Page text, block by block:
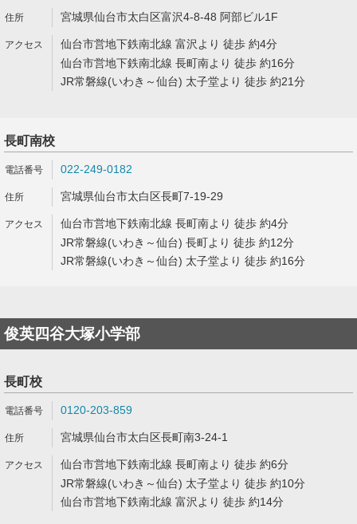
宮城県仙台市太白区富沢4-8-48 阿部ビル1F
仙台市営地下鉄南北線 富沢より 徒歩 約4分
仙台市営地下鉄南北線 長町南より 徒歩 約16分
JR常磐線(いわき～仙台) 太子堂より 徒歩 約21分
長町南校
022-249-0182
宮城県仙台市太白区長町7-19-29
仙台市営地下鉄南北線 長町南より 徒歩 約4分
JR常磐線(いわき～仙台) 長町より 徒歩 約12分
JR常磐線(いわき～仙台) 太子堂より 徒歩 約16分
俊英四谷大塚小学部
長町校
0120-203-859
宮城県仙台市太白区長町南3-24-1
仙台市営地下鉄南北線 長町南より 徒歩 約6分
JR常磐線(いわき～仙台) 太子堂より 徒歩 約10分
仙台市営地下鉄南北線 富沢より 徒歩 約14分